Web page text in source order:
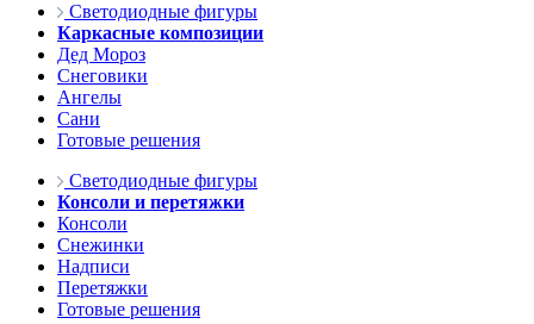
Светодиодные фигуры
Каркасные композиции
Дед Мороз
Снеговики
Ангелы
Сани
Готовые решения
Светодиодные фигуры
Консоли и перетяжки
Консоли
Снежинки
Надписи
Перетяжки
Готовые решения